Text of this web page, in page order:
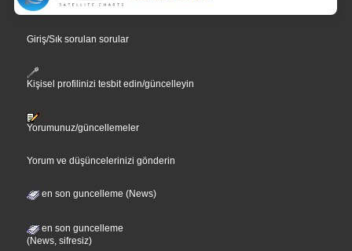
Giriş/Sık sorulan sorular
Kişisel profilinizi tesbit edin/güncelleyin
Yorumunuz/güncellemeler
Yorum ve düşüncelerinizi gönderin
en son guncelleme (News)
en son guncelleme
(News, sifresiz)